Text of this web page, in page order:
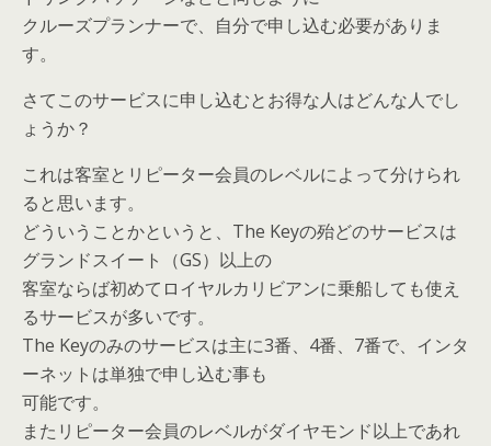
クルーズプランナーで、自分で申し込む必要がありま
す。
さてこのサービスに申し込むとお得な人はどんな人でし
ょうか？
これは客室とリピーター会員のレベルによって分けられ
ると思います。
どういうことかというと、The Keyの殆どのサービスは
グランドスイート（GS）以上の
客室ならば初めてロイヤルカリビアンに乗船しても使え
るサービスが多いです。
The Keyのみのサービスは主に3番、4番、7番で、インタ
ーネットは単独で申し込む事も
可能です。
またリピーター会員のレベルがダイヤモンド以上であれ